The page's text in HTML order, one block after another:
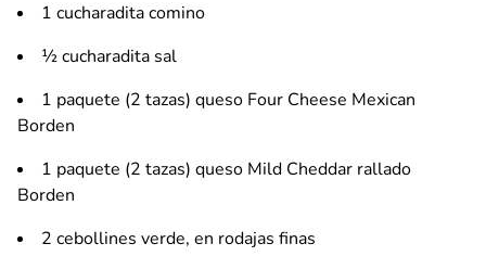
1 cucharadita comino
½ cucharadita sal
1 paquete (2 tazas) queso Four Cheese Mexican
Borden
1 paquete (2 tazas) queso Mild Cheddar rallado
Borden
2 cebollines verde, en rodajas finas